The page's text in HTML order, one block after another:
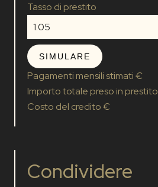
Tasso di prestito
SIMULARE
Pagamenti mensili stimati€
Importo totale preso in prestito
Costo del credito€
Condividere